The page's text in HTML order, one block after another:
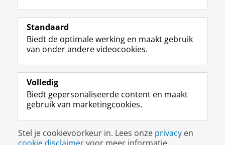
Volg de RUG
F
a
e
b
o
p
a
i
n
a
L
i
k
e
I
-
p
g
i
n
R
S
-
f
e
R
k
s
u
I
n
t
r
m
c
c
o
Y
o
T
e
k
a
a
Studiekiezers
Alumni
Over ons
Disclaimer & Copyright
Inloggen
Standaard
Biedt de optimale werking en maakt gebruik
van onder andere videocookies.
Volledig
Biedt gepersonaliseerde content en maakt
gebruik van marketingcookies.
Stel je cookievoorkeur in. Lees onze privacy en